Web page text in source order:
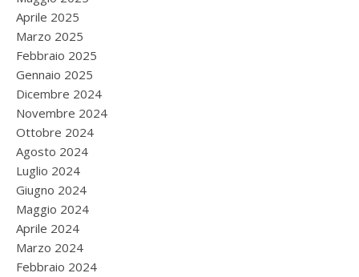
Aprile 2025
Marzo 2025
Febbraio 2025
Gennaio 2025
Dicembre 2024
Novembre 2024
Ottobre 2024
Agosto 2024
Luglio 2024
Giugno 2024
Maggio 2024
Aprile 2024
Marzo 2024
Febbraio 2024